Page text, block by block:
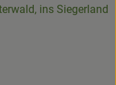
ins Siegerland